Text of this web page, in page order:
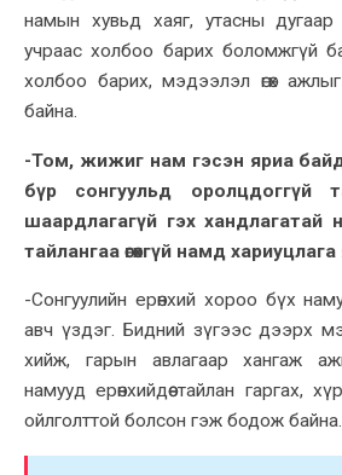
намын хувьд хаяг, утасны дугаар
учраас холбоо барих боломжгүй
холбоо барих, мэдээлэл өгөх
байна.
-Том, жижиг нам гэсэн яриа
бүр сонгуульд оролцдоггүй
шаардлагагүй гэх хандлагатай
тайлангаа өгөхгүй намд
-Сонгуулийн ерөнхий хороо бүх
авч үздэг. Бидний зүгээс дээрх
хийж, гарын авлагаар хангаж
намууд ерөнхийдөө тайлан гаргах,
ойлголттой болсон гэж бодож байна.